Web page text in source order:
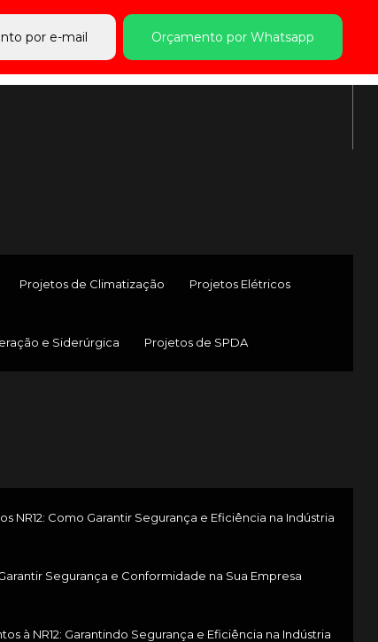
por e-mail Orçamento por Whatsapp
Projetos de Climatização Projetos Elétricos
e Siderúrgica Projetos de SPDA
NR12: Como Garantir Segurança e Eficiência na Indústria
Segurança e Conformidade na Sua Empresa
à NR12: Garantindo Segurança e Eficiência na Indústria